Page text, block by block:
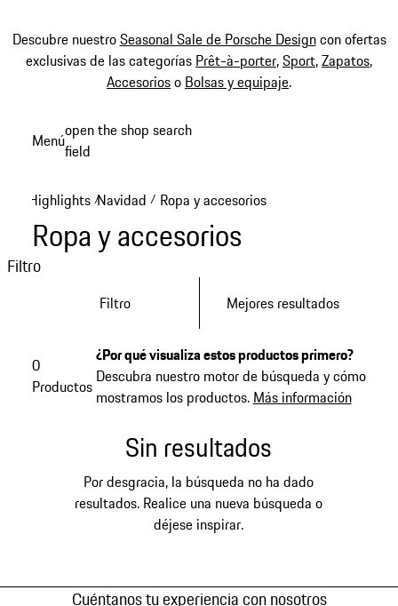
Descubre nuestroSeasonal Sale de Porsche Designcon ofertas
exclusivas de las categorías Prêt-à-porter,Sport,Zapatos,
Accesorioso Bolsas y equipaje.
Menúopen the shop search
field
Highlights /Navidad / Ropa y accesorios
Ropa y accesorios
Filtro
Filtro Mejores resultados
0
Productos
¿Por qué visualiza estos productos primero?
Descubra nuestro motor de búsqueda y cómo
mostramos los productos. Más información
Sin resultados
Por desgracia, la búsqueda no ha dado
resultados. Realice una nueva búsqueda o
déjese inspirar.
Cuéntanos tu experiencia con nosotros